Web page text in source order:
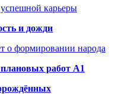
карьеры
и дожди
о формировании народа
работ A1